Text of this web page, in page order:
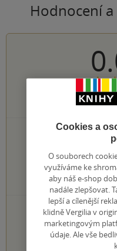
Hodnocení
0
0×
0×
0×
0×
PŘIDEJTE SVÉ
1 2
Cookies a
O souborech
využíváme ke
aby náš e-shop
nadále zlepšovat.
lepší a cílenější
klidně Vergilia v
marketingovým
údaje. Ale vše